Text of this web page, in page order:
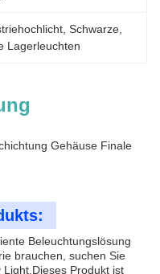
, Schwarze
Lagerleuchten
Gehäuse Finale
Beleuchtungslösung
brauchen, suchen Sie
Produkt ist